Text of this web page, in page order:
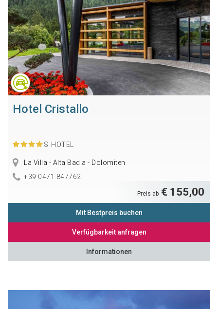
Hotel Cristallo
S HOTEL
La Villa - Alta Badia - Dolomiten
+39 0471 847762
Preis ab € 155,00
Mit Bestpreis buchen
Verfügbarkeit anfragen
Informationen